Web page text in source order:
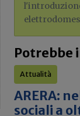
Potrebbe
Attualità
ARERA:
sociali a